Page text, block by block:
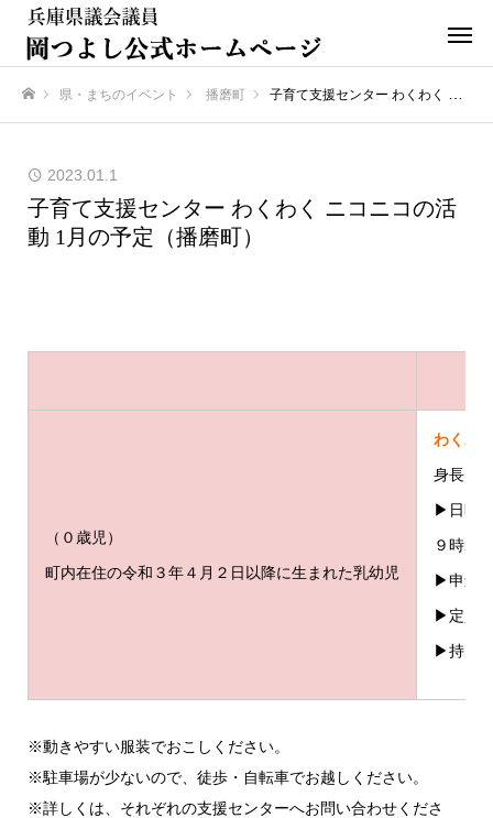
県・まちのイベント 播磨町 子育て支援センター わくわく ニコニコの活動 1月の予定（播磨町）
2023.01.1
子育て支援センター わくわく ニコニコの活
動 1月の予定（播磨町）
（０歳児）
町内在住の令和３年４月２日以降に生まれた乳幼児
わくわ
身長と
▶日時
９時20
▶申込
▶定員
▶持ち
※動きやすい服装でおこしください。
※駐車場が少ないので、徒歩・自転車でお越しください。
※詳しくは、それぞれの支援センターへお問い合わせくださ